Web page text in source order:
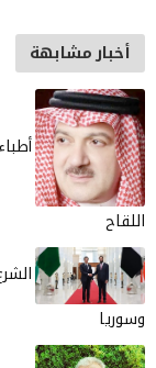
أطباء يدعون
الشرع